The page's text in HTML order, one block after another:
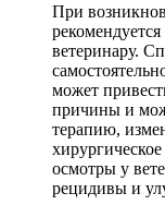
При
ветеринару.
может
причины и
терапию,
осмотры у
рецидивы и